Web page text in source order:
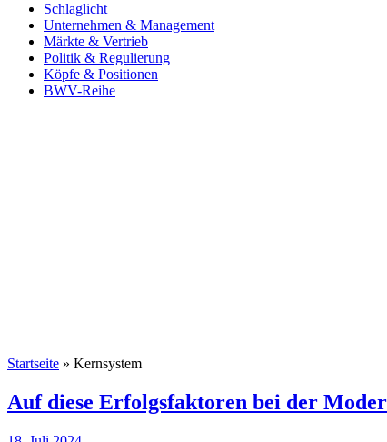
Schlaglicht
Unternehmen & Management
Märkte & Vertrieb
Politik & Regulierung
Köpfe & Positionen
BWV-Reihe
Startseite » Kernsystem
Auf diese Erfolgsfaktoren bei der